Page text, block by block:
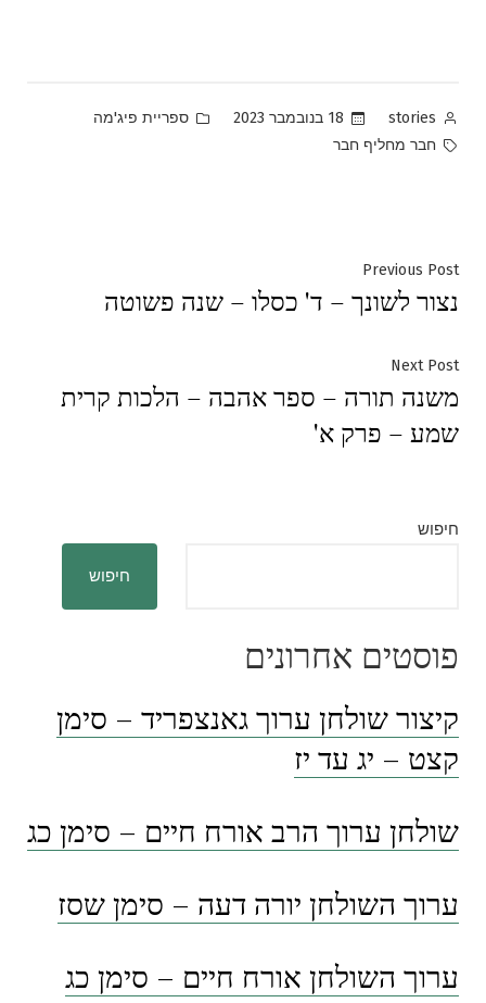
Posted
by
stories 18 בנובמבר 2023
Posted
ספריית פיג'מה
Tags:
חבר מחליף חבר
ניווט
Previous Post
post:
נצור לשונך – ד' כסלו – שנה פשוטה
Next Post
post:
משנה תורה – ספר אהבה – הלכות קרית
שמע – פרק א'
חיפוש
חיפוש
פוסטים אחרונים
קיצור שולחן ערוך גאנצפריד – סימן
קצט – יג עד יז
שולחן ערוך הרב אורח חיים – סימן כג
ערוך השולחן יורה דעה – סימן שסז
ערוך השולחן אורח חיים – סימן כג